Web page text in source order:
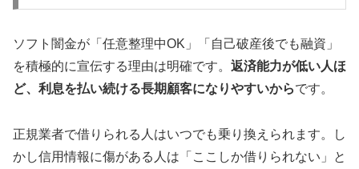
ソフト闇金が「任意整理中OK」「自己破産後でも融資」
を積極的に宣伝する理由は明確です。 返済能力が低い人ほ
ど、利息を払い続ける長期顧客になりやすいからです。
正規業者で借りられる人はいつでも乗り換えられます。し
かし信用情報に傷がある人は「ここしか借りられない」と